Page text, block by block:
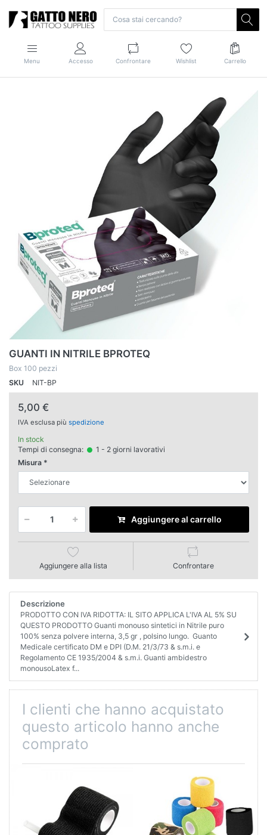
Menu Accesso Confrontare Wishlist Carrello
GUANTI IN NITRILE BPROTEQ
Box 100 pezzi
SKU
NIT-BP
5,00 €
IVA esclusa più spedizione
In stock
Tempi di consegna:
1 - 2 giorni lavorativi
Misura
Aggiungere al carrello
Aggiungere alla lista Confrontare
Descrizione
PRODOTTO CON IVA RIDOTTA: IL SITO APPLICA L'IVA AL 5% SU
QUESTO PRODOTTO Guanti monouso sintetici in Nitrile puro
100% senza polvere interna, 3,5 gr , polsino lungo. Guanto
Medicale certificato DM e DPI (D.M. 21/3/73 & s.m.i. e
Regolamento CE 1935/2004 & s.m.i. Guanti ambidestro
monousoLatex f...
I clienti che hanno acquistato
questo articolo hanno anche
comprato